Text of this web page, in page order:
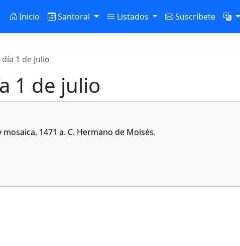
Inicio Santoral Listados Suscríbete
1 de julio
1 de julio
1471 a. C. Hermano de Moisés.